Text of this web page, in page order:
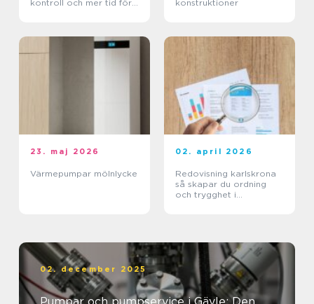
kontroll och mer tid för
konstruktioner
23. maj 2026
Värmepumpar mölnlycke
02. april 2026
Redovisning karlskrona
så skapar du ordning
och trygghet i
02. december 2025